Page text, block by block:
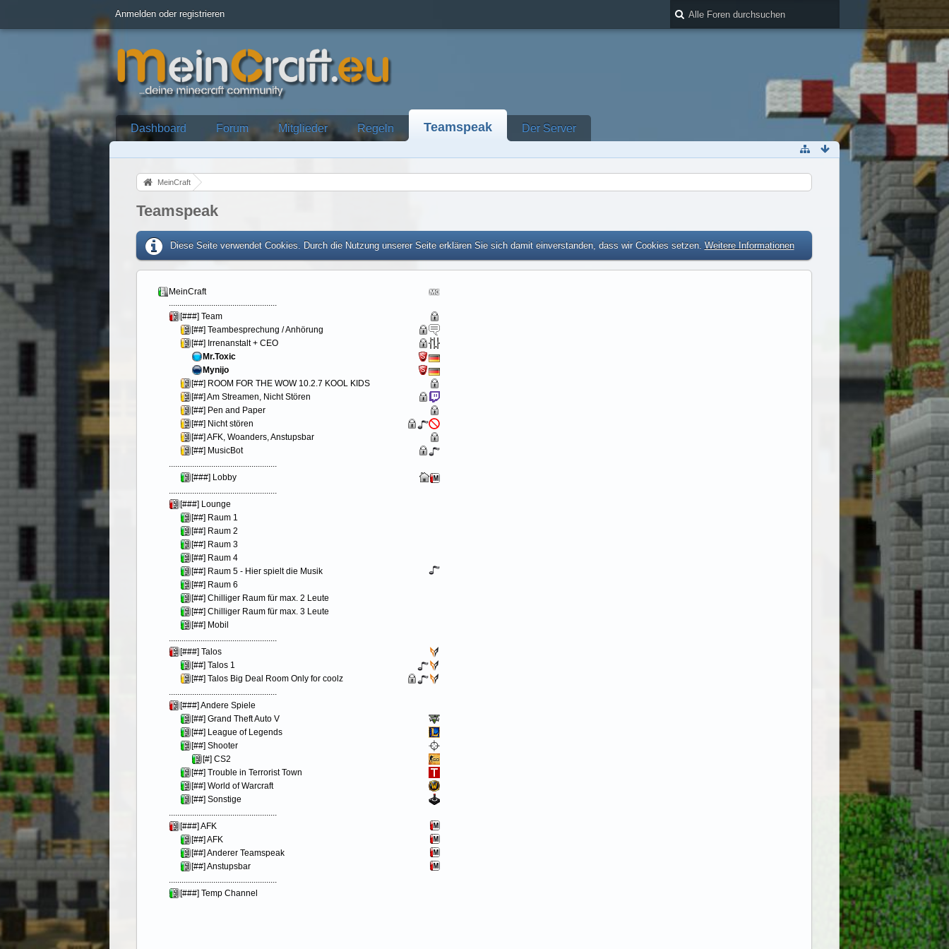
Anmelden oder registrieren
Dashboard Forum Mitglieder Regeln Teamspeak Der Server
MeinCraft
Teamspeak
Diese Seite verwendet Cookies. Durch die Nutzung unserer Seite erklären Sie sich damit einverstanden, dass wir Cookies setzen. Weitere Informationen